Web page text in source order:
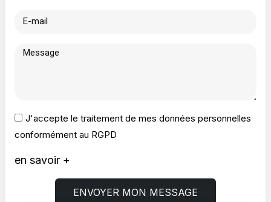
J'accepte le traitement de mes données personnelles
conformément au RGPD
en savoir +
ENVOYER MON MESSAGE